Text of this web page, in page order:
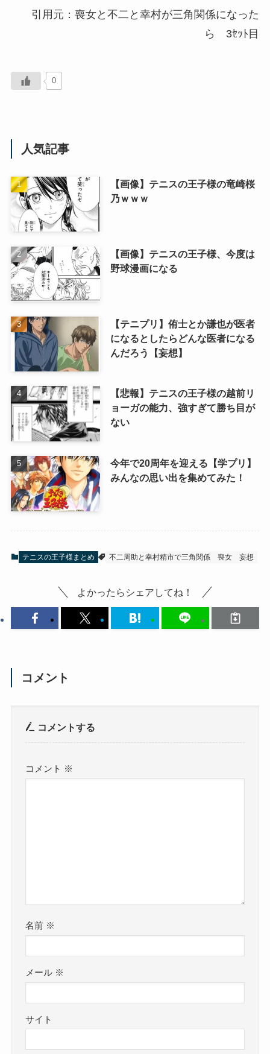
引用元：喪女と不二と幸村が三角関係になった
ら 3ｾｯﾄ目
0
人気記事
【画像】テニスの王子様の竜崎桜
乃ｗｗｗ
【画像】テニスの王子様、今度は
野球漫画になる
【テニプリ】侑士とか謙也が医者
になるとしたらどんな医者になる
んだろう【妄想】
【悲報】テニスの王子様の越前リ
ョーガの能力、強すぎて勝ち目が
ない
今年で20周年を迎える【学プリ】
みんなの思い出を集めてみた！
テニスの王子様まとめ 不二周助と幸村精市で三角関係 喪女 妄想
よかったらシェアしてね！
コメント
コメントする
コメント ※
名前 ※
メール ※
サイト